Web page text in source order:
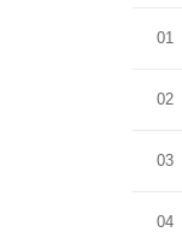
01
02
03
04